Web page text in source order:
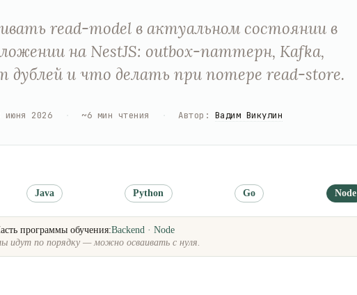
read-model в актуальном состоянии в
на NestJS: outbox-паттерн, Kafka,
и что делать при потере read-store.
июня 2026 ~6 мин чтения Автор : Вадим Викулин
Java Python Go Node
программы обучения:Backend · Node
идут по порядку — можно осваивать с нуля.